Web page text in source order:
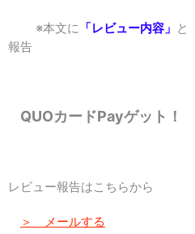
※本文に 「レビュー内容」 と
報告
QUOカードPayゲット！
レビュー報告はこちらから
＞ メールする